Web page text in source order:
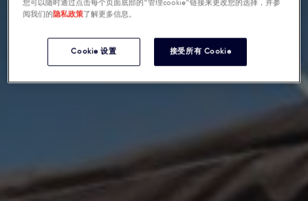
您可以随时通过点击每个页面底部的“管理cookie”链接来更改您的选择，并参
阅我们的隐私政策了解更多信息。
Cookie 设置 接受所有 Cookie